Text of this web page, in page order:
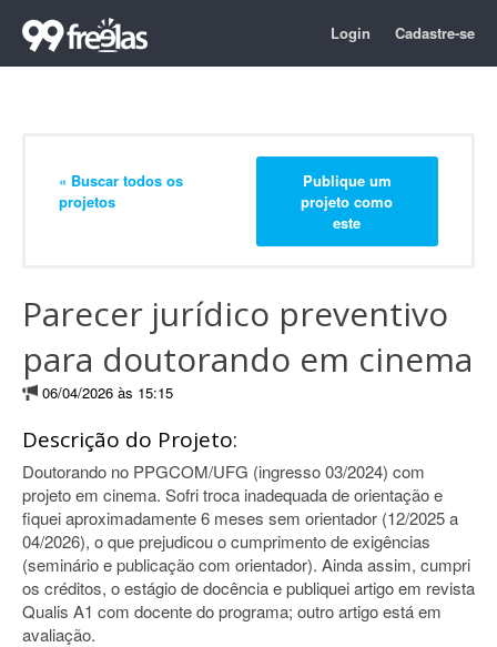
Login Cadastre-se
« Buscar todos os
projetos
Publique um
projeto como
este
Parecer jurídico preventivo
para doutorando em cinema
06/04/2026 às 15:15
Descrição do Projeto:
Doutorando no PPGCOM/UFG (ingresso 03/2024) com
projeto em cinema. Sofri troca inadequada de orientação e
fiquei aproximadamente 6 meses sem orientador (12/2025 a
04/2026), o que prejudicou o cumprimento de exigências
(seminário e publicação com orientador). Ainda assim, cumpri
os créditos, o estágio de docência e publiquei artigo em revista
Qualis A1 com docente do programa; outro artigo está em
avaliação.